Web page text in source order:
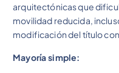
arquitectónicas que
movilidad reducida,
modificación del título
Mayoría simple: